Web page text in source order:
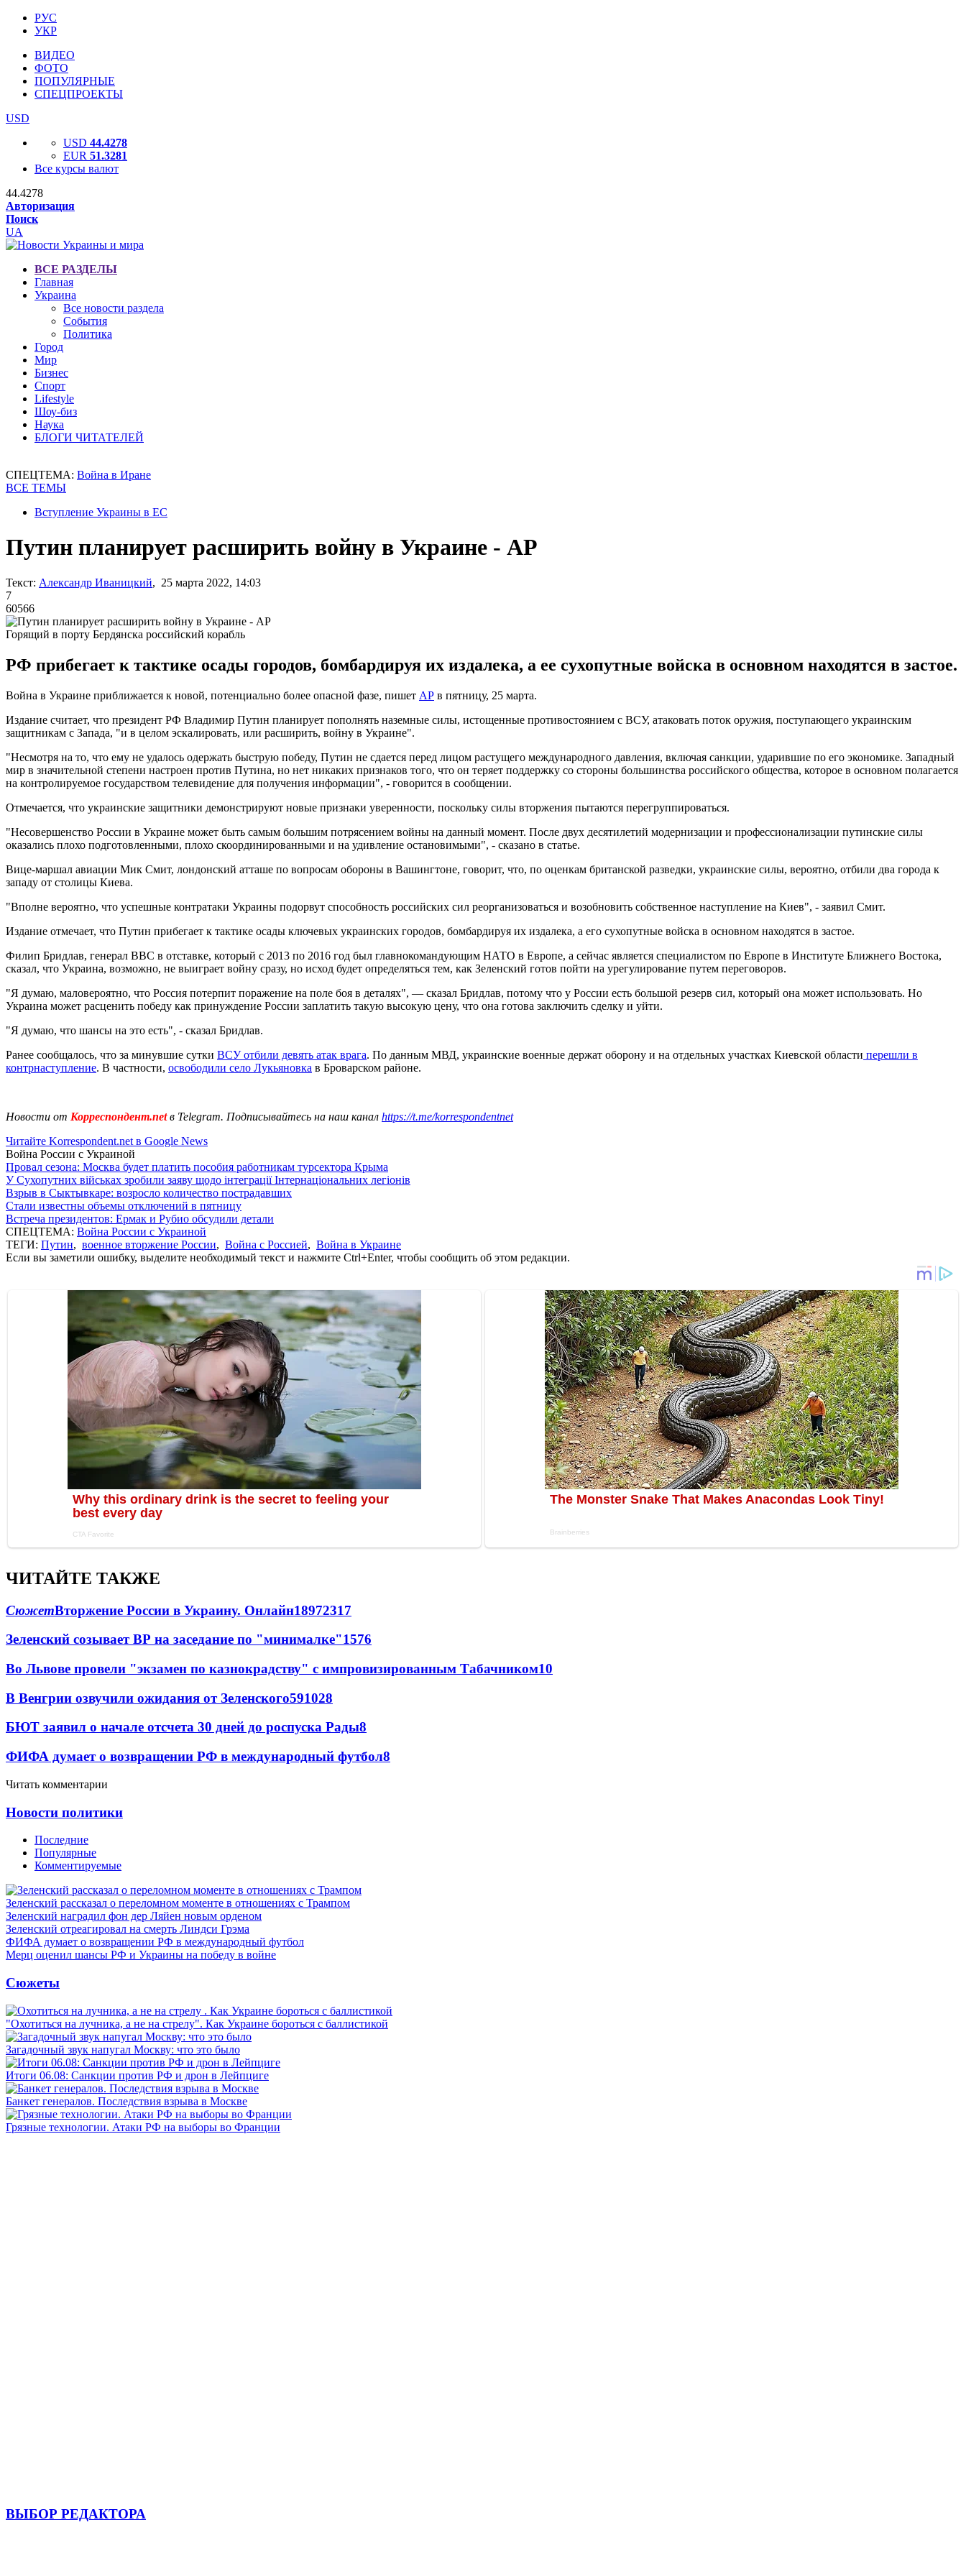
РУС
УКР
ВИДЕО
ФОТО
ПОПУЛЯРНЫЕ
СПЕЦПРОЕКТЫ
USD
USD 44.4278
EUR 51.3281
Все курсы валют
44.4278
Авторизация
Поиск
UA
ВСЕ РАЗДЕЛЫ
Главная
Украина
Все новости раздела
События
Политика
Город
Мир
Бизнес
Спорт
Lifestyle
Шоу-биз
Наука
БЛОГИ ЧИТАТЕЛЕЙ
СПЕЦТЕМА: Война в Иране
ВСЕ ТЕМЫ
Вступление Украины в ЕС
Путин планирует расширить войну в Украине - АР
Текст: Александр Иваницкий, 25 марта 2022, 14:03
7
60566
Горящий в порту Бердянска российский корабль
РФ прибегает к тактике осады городов, бомбардируя их издалека, а ее сухопутные войска в основном находятся в застое.
Война в Украине приближается к новой, потенциально более опасной фазе, пишет АР в пятницу, 25 марта.
Издание считает, что президент РФ Владимир Путин планирует пополнять наземные силы, истощенные противостоянием с ВСУ, атаковать поток оружия, поступающего украинским
защитникам с Запада, "и в целом эскалировать, или расширить, войну в Украине".
"Несмотря на то, что ему не удалось одержать быструю победу, Путин не сдается перед лицом растущего международного давления, включая санкции, ударившие по его экономике. Западный
мир в значительной степени настроен против Путина, но нет никаких признаков того, что он теряет поддержку со стороны большинства российского общества, которое в основном полагается
на контролируемое государством телевидение для получения информации", - говорится в сообщении.
Отмечается, что украинские защитники демонстрируют новые признаки уверенности, поскольку силы вторжения пытаются перегруппироваться.
"Несовершенство России в Украине может быть самым большим потрясением войны на данный момент. После двух десятилетий модернизации и профессионализации путинские силы
оказались плохо подготовленными, плохо скоординированными и на удивление остановимыми", - сказано в статье.
Вице-маршал авиации Мик Смит, лондонский атташе по вопросам обороны в Вашингтоне, говорит, что, по оценкам британской разведки, украинские силы, вероятно, отбили два города к
западу от столицы Киева.
"Вполне вероятно, что успешные контратаки Украины подорвут способность российских сил реорганизоваться и возобновить собственное наступление на Киев", - заявил Смит.
Издание отмечает, что Путин прибегает к тактике осады ключевых украинских городов, бомбардируя их издалека, а его сухопутные войска в основном находятся в застое.
Филип Бридлав, генерал ВВС в отставке, который с 2013 по 2016 год был главнокомандующим НАТО в Европе, а сейчас является специалистом по Европе в Институте Ближнего Востока,
сказал, что Украина, возможно, не выиграет войну сразу, но исход будет определяться тем, как Зеленский готов пойти на урегулирование путем переговоров.
"Я думаю, маловероятно, что Россия потерпит поражение на поле боя в деталях", — сказал Бридлав, потому что у России есть большой резерв сил, который она может использовать. Но
Украина может расценить победу как принуждение России заплатить такую ​​высокую цену, что она готова заключить сделку и уйти.
"Я думаю, что шансы на это есть", - сказал Бридлав.
Ранее сообщалось, что за минувшие сутки ВСУ отбили девять атак врага. По данным МВД, украинские военные держат оборону и на отдельных участках Киевской области перешли в
контрнаступление. В частности, освободили село Лукьяновка в Броварском районе.
Новости от Корреспондент.netв Telegram. Подписывайтесь на наш канал https://t.me/korrespondentnet
Читайте Korrespondent.net в Google News
Война России с Украиной
Провал сезона: Москва будет платить пособия работникам турсектора Крыма
У Сухопутних військах зробили заяву щодо інтеграції Інтернаціональних легіонів
Взрыв в Сыктывкаре: возросло количество пострадавших
Стали известны объемы отключений в пятницу
Встреча президентов: Ермак и Рубио обсудили детали
СПЕЦТЕМА: Война России с Украиной
ТЕГИ: Путин, военное вторжение России, Война с Россией, Война в Украине
Если вы заметили ошибку, выделите необходимый текст и нажмите Ctrl+Enter, чтобы сообщить об этом редакции.
ЧИТАЙТЕ ТАКЖЕ
СюжетВторжение России в Украину. Онлайн18972317
Зеленский созывает ВР на заседание по "минималке"1576
Во Львове провели "экзамен по казнокрадству" с импровизированным Табачником10
В Венгрии озвучили ожидания от Зеленского591028
БЮТ заявил о начале отсчета 30 дней до роспуска Рады8
ФИФА думает о возвращении РФ в международный футбол8
Читать комментарии
Новости политики
Последние
Популярные
Комментируемые
Зеленский рассказал о переломном моменте в отношениях с Трампом
Зеленский наградил фон дер Ляйен новым орденом
Зеленский отреагировал на смерть Линдси Грэма
ФИФА думает о возвращении РФ в международный футбол
Мерц оценил шансы РФ и Украины на победу в войне
Сюжеты
"Охотиться на лучника, а не на стрелу". Как Украине бороться с баллистикой
Загадочный звук напугал Москву: что это было
Итоги 06.08: Санкции против РФ и дрон в Лейпциге
Банкет генералов. Последствия взрыва в Москве
Грязные технологии. Атаки РФ на выборы во Франции
ВЫБОР РЕДАКТОРА